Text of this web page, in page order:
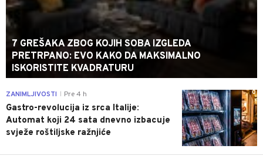
7 GREŠAKA ZBOG KOJIH SOBA IZGLEDA
PRETRPANO: EVO KAKO DA MAKSIMALNO
ISKORISTITE KVADRATURU
0
ZANIMLJIVOSTI Pre 4 h
Gastro-revolucija iz srca Italije:
Automat koji 24 sata dnevno izbacuje
svježe roštiljske ražnjiće